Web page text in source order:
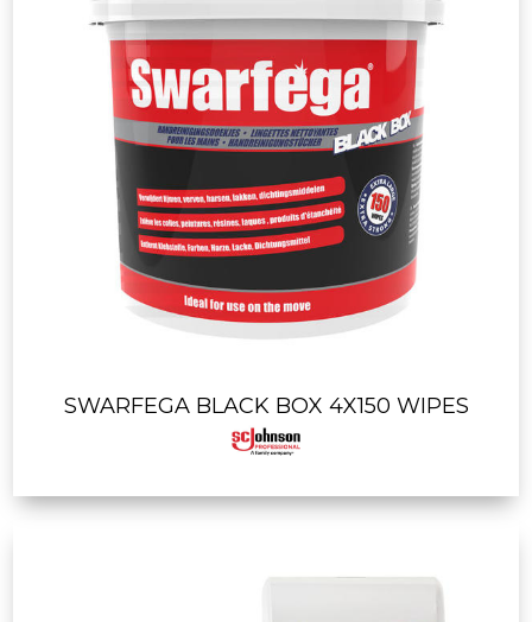
SWARFEGA BLACK BOX 4X150 WIPES